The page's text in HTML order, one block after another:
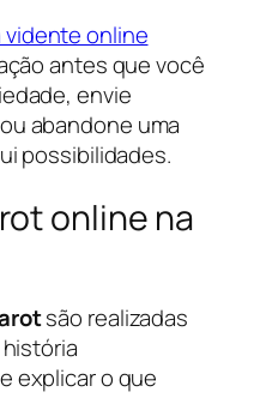
online
antes que você
envie
abandone uma
possibilidades.
online na
são realizadas
explicar o que